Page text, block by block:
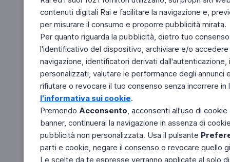
contenuti digitali Rai e facilitare la navigazione e,
per misurare il consumo e proporre pubblicità mirata.
Per quanto riguarda la pubblicità, dietro tuo
l'identificativo del dispositivo, archiviare e/o
navigazione, identificatori derivati
personalizzati, valutare le performance degli
rifiutare o revocare il tuo consenso senza incorrere
l'informativa sui cookie.
Premendo Acconsento, acconsenti all'uso di
banner, continuerai la navigazione in assenza di
pubblicità non personalizzata. Usa il pulsante
parti e cookie, negare il consenso o revocare quello
Le scelte da te espresse verranno applicate al solo